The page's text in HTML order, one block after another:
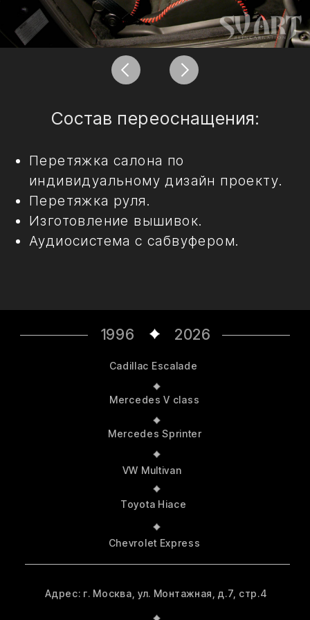
Перетяжка салона по
индивидуальному дизайн проекту.
Изготовление вышивок.
Аудиосистема с сабвуфером.
Mercedes Sprinter
Mercedes V class
VW Multivan
Адрес: г. Москва, ул. Монтажная, д.7, стр.4
Тел.: +7 (495) 777-87-87
Тел.: +7 (903) 114-00-67